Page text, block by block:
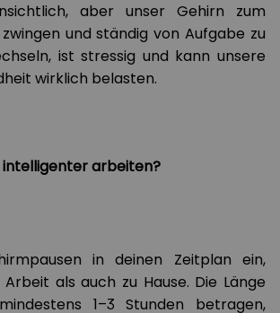
aber unser Gehirn zum
und ständig von Aufgabe zu
ist stressig und kann unsere
wirklich belasten.
intelligenter arbeiten?
in deinen Zeitplan ein,
als auch zu Hause. Die Länge
1–3 Stunden betragen,